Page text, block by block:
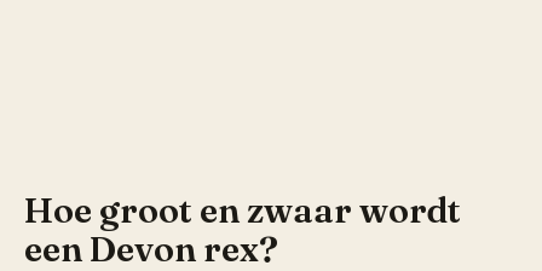
Hoe groot en zwaar wordt
een Devon rex?